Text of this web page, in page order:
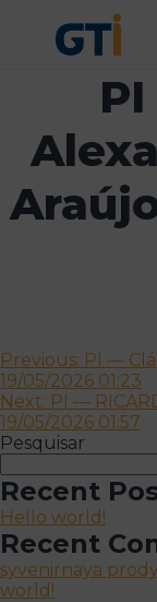
Navegação
de
artigos
Previous: PI —
19/05/2026 01:23
Next: PI —
19/05/2026 01:57
Pesquisar
Recent
Hello world!
Recent
syvenirnaya
world!